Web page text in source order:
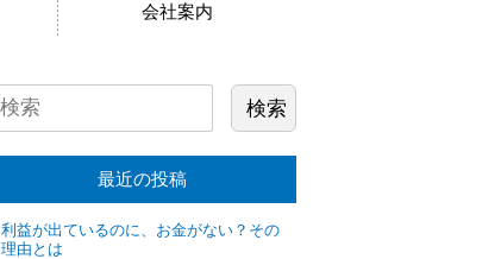
会社案内
最近の投稿
利益が出ているのに、お金がない？その
理由とは